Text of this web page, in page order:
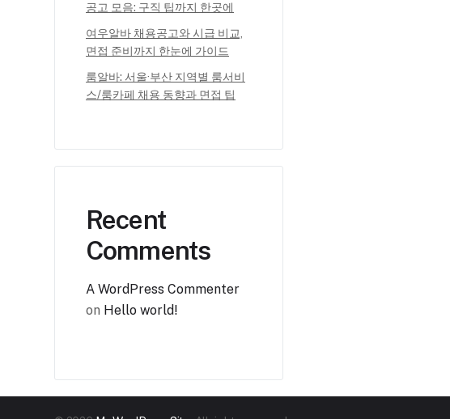
공고 모음: 구직 팁까지 한곳에
여우알바 채용공고와 시급 비교,
면접 준비까지 한눈에 가이드
룸알바: 서울·부산 지역별 룸서비
스/룸카페 채용 동향과 면접 팁
Recent
Comments
A WordPress Commenter
on Hello world!